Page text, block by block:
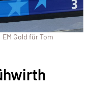
EM Gold für Tom